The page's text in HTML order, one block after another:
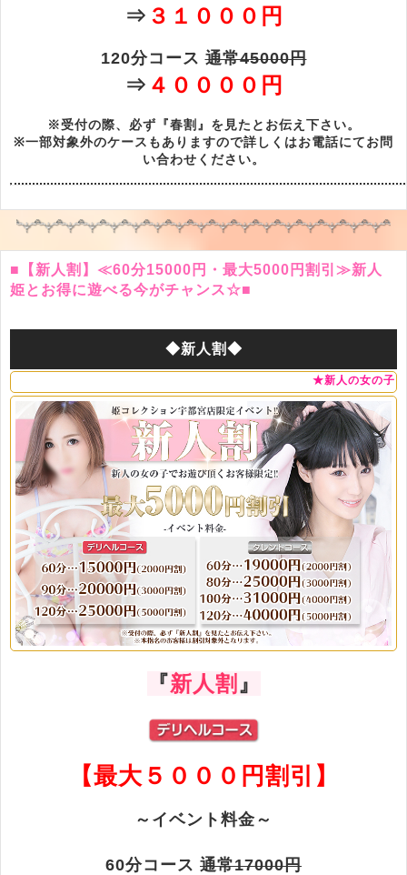
⇒ ３１０００円
120分コース通常45000円
⇒ ４００００円
※受付の際、必ず『春割』を見たとお伝え下さい。
※一部対象外のケースもありますので詳しくはお電話にてお問
い合わせください。
■【新人割】≪60分15000円・最大5000円割引≫新人
姫とお得に遊べる今がチャンス☆■
◆新人割◆
★新人の女の子でお遊び頂く
『新人割 』
【最大５０００円割引】
～イベント料金～
60分コース 通常17000円